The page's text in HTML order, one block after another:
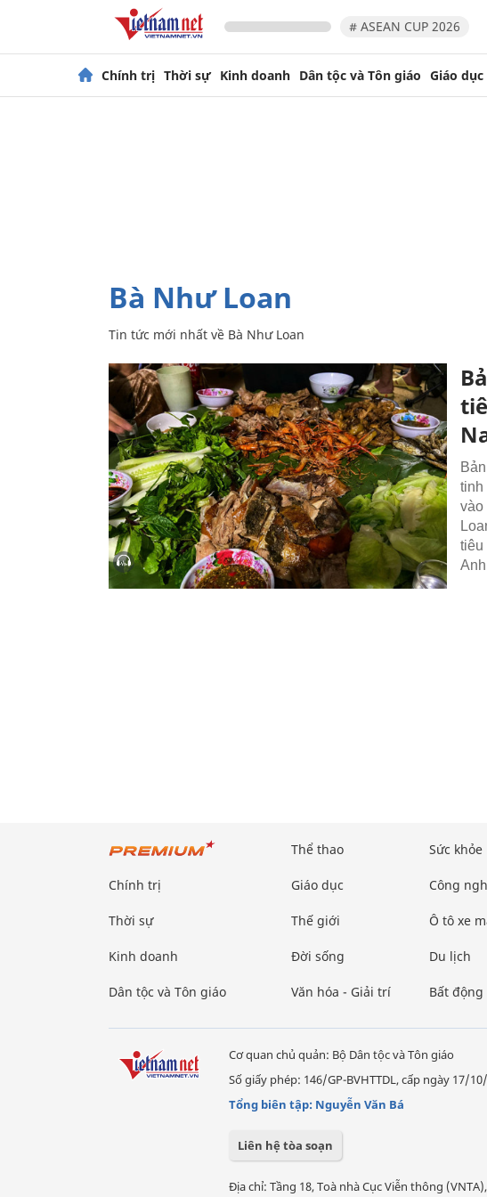
# ASEAN CUP 2026
Chính trị Thời sự Kinh doanh Dân tộc và Tôn giáo Giáo dục
Bà Như Loan
Tin tức mới nhất về Bà Như Loan
tinh
vào
tiêu
Chính trị
Thời sự
Kinh doanh
Dân tộc và Tôn giáo
Thể thao
Giáo dục
Thế giới
Đời sống
Văn hóa - Giải trí
Sức khỏe
Công
Ô tô xe
Du lịch
Bất động
Cơ quan chủ quản: Bộ Dân tộc và Tôn giáo
Số giấy phép: 146/GP-BVHTTDL, cấp ngày 17/
Tổng biên tập: Nguyễn Văn Bá
Liên hệ tòa soạn
Địa chỉ: Tầng 18, Toà nhà Cục Viễn thông